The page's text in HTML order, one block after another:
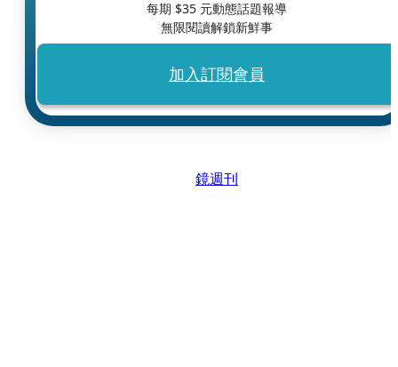
每期 $35 元動態話題報導
無限閱讀解鎖新鮮事
加入訂閱會員
鏡週刊